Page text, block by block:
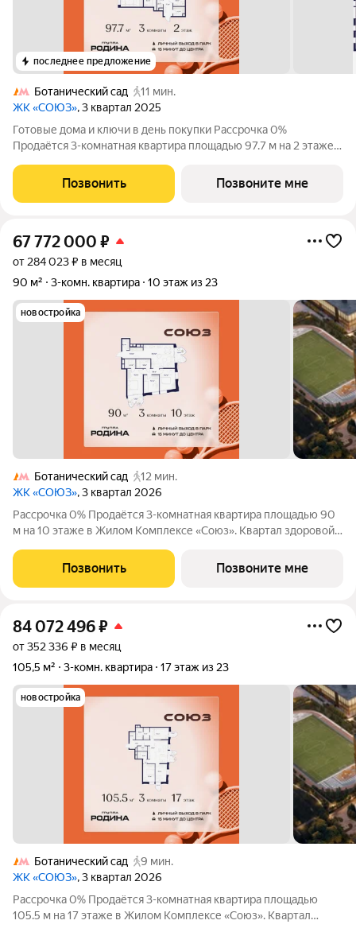
последнее предложение
Ботанический сад
11 мин.
ЖК «СОЮЗ», 3 квартал 2025
Готовые дома и ключи в день покупки Рассрочка 0%
Продаётся 3-комнатная квартира площадью 97.7 м на 2 этаже в
класса с рекордным количеством олимпийских видов спорта: -
Ледовая арена для хоккея и
Позвонить Позвоните мне
67 772 000 ₽
от 284 023 ₽ в месяц
90 м²
3-комн. квартира 10 этаж из 23
новостройка
Ботанический сад
12 мин.
ЖК «СОЮЗ», 3 квартал 2026
Рассрочка 0% Продаётся 3-комнатная квартира площадью 90
м на 10 этаже в Жилом Комплексе «Союз». Квартал здоровой
олимпийских видов спорта: - Ледовая арена для хоккея и
фигурного катания, - Футбольные поля
Позвонить Позвоните мне
84 072 496₽
от 352 336 ₽ в месяц
105,5 м²
3-комн. квартира 17 этаж из 23
новостройка
Ботанический сад
9 мин.
ЖК «СОЮЗ», 3 квартал 2026
Рассрочка 0% Продаётся 3-комнатная квартира площадью
105.5 м на 17 этаже в Жилом Комплексе «Союз». Квартал